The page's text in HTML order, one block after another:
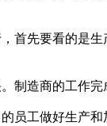
首先要看的是
制造商的工作完
员工做好生产